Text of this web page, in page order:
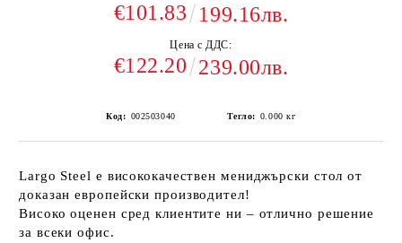
€101.83 199.16лв.
Цена с ДДС:
€122.20 239.00лв.
Код: 002503040 Тегло: 0.000 кг
Largo Steel e висококачествен мениджърски стол от
доказан европейски производител!
Високо оценен сред клиентите ни – отлично решение
за всеки офис.